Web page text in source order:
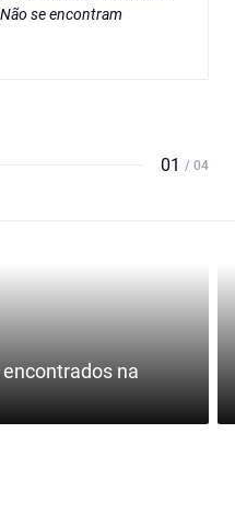
se encontram
01 / 04
na